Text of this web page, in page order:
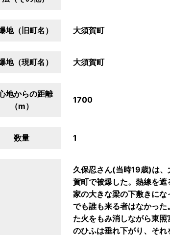
地（旧町名） 大須賀町
地（現町名） 大須賀町
地からの距離
（m）
1700
数量 1
久保忍さん(当時19歳)は、
賀町で被爆した。熱線を
家の大きな梁の下敷きに
でも誰も来る者はなかっ
た火をもみ消しながら東
のひふは垂れ下がり、そ